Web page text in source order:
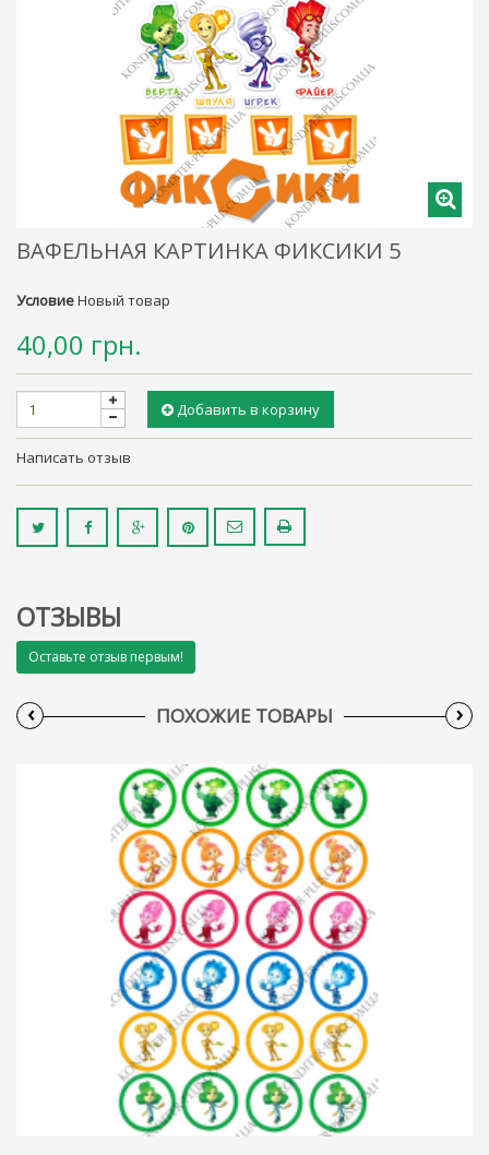
ВАФЕЛЬНАЯ КАРТИНКА ФИКСИКИ 5
УсловиеНовый товар
40,00 грн.
Добавить в корзину
Написать отзыв
ОТЗЫВЫ
Оставьте отзыв первым!
ПОХОЖИЕ ТОВАРЫ
‹ ›